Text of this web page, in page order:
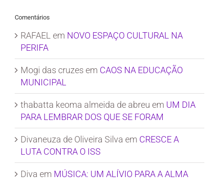
Comentários
RAFAEL em NOVO ESPAÇO CULTURAL NA
PERIFA
Mogi das cruzes em CAOS NA EDUCAÇÃO
MUNICIPAL
thabatta keoma almeida de abreu em UM DIA
PARA LEMBRAR DOS QUE SE FORAM
Divaneuza de Oliveira Silva em CRESCE A
LUTA CONTRA O ISS
Diva em MÚSICA: UM ALÍVIO PARA A ALMA